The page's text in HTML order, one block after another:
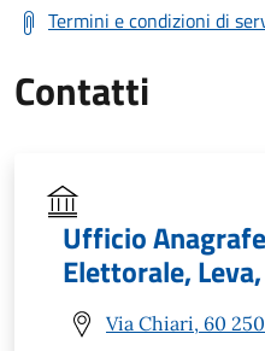
Termini e condizioni di
Contatti
Ufficio
Elettorale,
Via Chiari, 60